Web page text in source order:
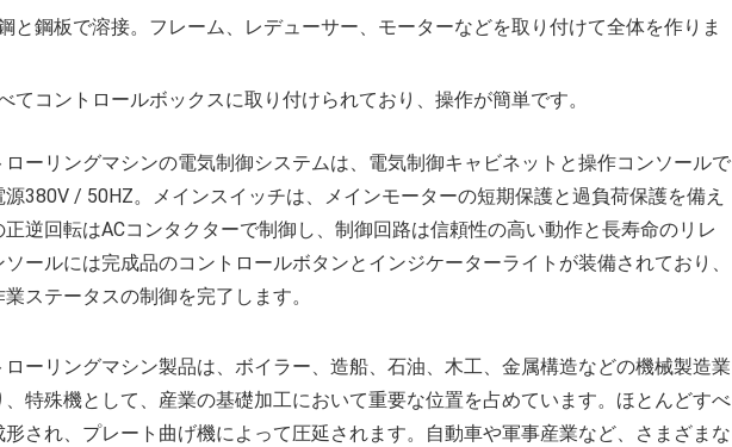
と鋼板で溶接。フレーム、レデューサー、モーターなどを取り付けて全体を作りま
てコントロールボックスに取り付けられており、操作が簡単です。
ーリングマシンの電気制御システムは、電気制御キャビネットと操作コンソールで
380V / 50HZ。メインスイッチは、メインモーターの短期保護と過負荷保護を備え
逆回転はACコンタクターで制御し、制御回路は信頼性の高い動作と長寿命のリレ
ールには完成品のコントロールボタンとインジケーターライトが装備されており、
ステータスの制御を完了します。
ーリングマシン製品は、ボイラー、造船、石油、木工、金属構造などの機械製造業
特殊機として、産業の基礎加工において重要な位置を占めています。ほとんどすべ
され、プレート曲げ機によって圧延されます。自動車や軍事産業など、さまざまな